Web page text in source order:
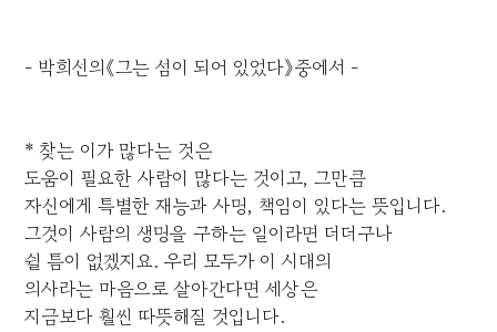
- 박희선의《그는 섬이 되어 있었다》중에서 -
* 찾는 이가 많다는 것은
도움이 필요한 사람이 많다는 것이고, 그만큼
자신에게 특별한 재능과 사명, 책임이 있다는 뜻입니다.
그것이 사람의 생명을 구하는 일이라면 더더구나
쉴 틈이 없겠지요. 우리 모두가 이 시대의
의사라는 마음으로 살아간다면 세상은
지금보다 훨씬 따뜻해질 것입니다.